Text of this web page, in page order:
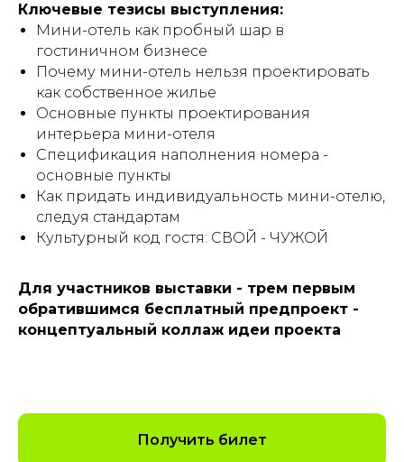
Ключевые тезисы выступления:
Мини-отель как пробный шар в
гостиничном бизнесе
Почему мини-отель нельзя проектировать
как собственное жилье
Основные пункты проектирования
интерьера мини-отеля
Спецификация наполнения номера -
основные пункты
Как придать индивидуальность мини-отелю,
следуя стандартам
Культурный код гостя: СВОЙ - ЧУЖОЙ
Для участников выставки - трем первым
обратившимся бесплатный предпроект -
концептуальный коллаж идеи проекта
Получить билет